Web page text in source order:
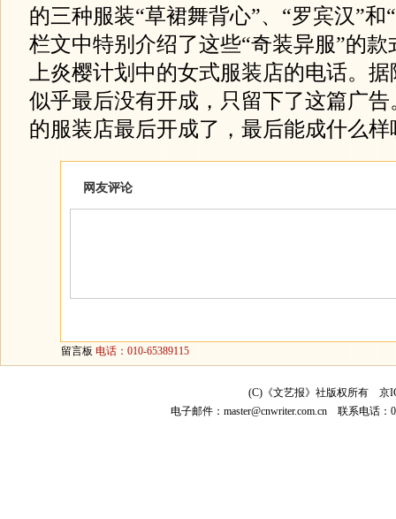
的三种服装“草裙舞背心”、“罗宾汉”和
栏文中特别介绍了这些“奇装异服”的
上炎樱计划中的女式服装店的电话。
似乎最后没有开成，只留下了这篇广
的服装店最后开成了，最后能成什么样
网友评论
留言板 电话：010-65389115
(C)《文艺报》社版权所有 京
电子邮件： master@cnwriter.com.cn 联系电话：